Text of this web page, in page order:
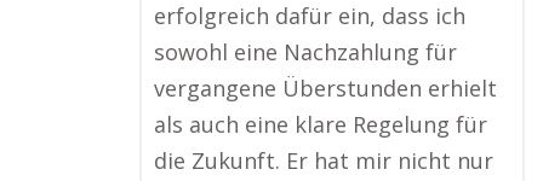
erfolgreich dafür ein, dass ich
sowohl eine Nachzahlung für
vergangene Überstunden erhielt
als auch eine klare Regelung für
die Zukunft. Er hat mir nicht nur